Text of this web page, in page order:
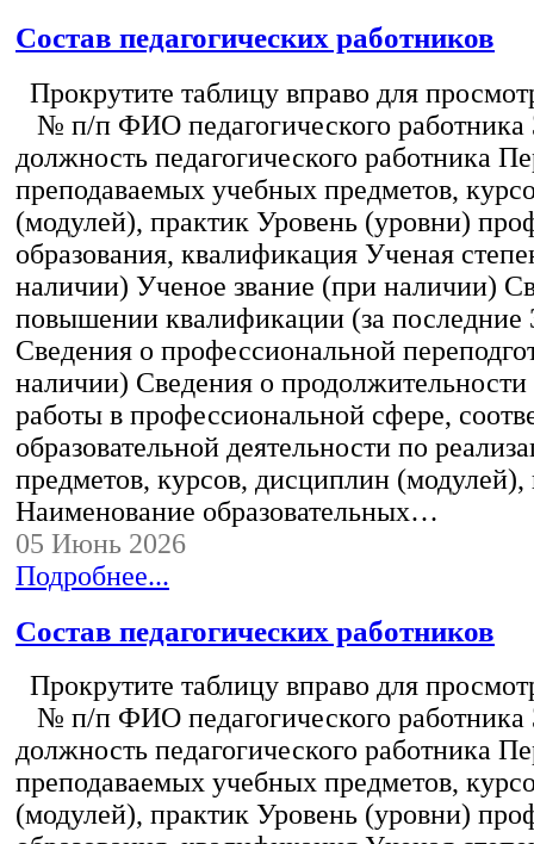
Состав педагогических работников
Прокрутите таблицу вправо для
№ п/п ФИО педагогического работника
должность педагогического работника
преподаваемых учебных предметов,
(модулей), практик Уровень (уровни)
образования, квалификация Ученая
наличии) Ученое звание (при наличии)
повышении квалификации (за последние
Сведения о профессиональной
наличии) Сведения о
работы в профессиональной сфере,
образовательной деятельности по
предметов, курсов, дисциплин (модулей),
Наименование образовательных…
05 Июнь 2026
Подробнее...
Состав педагогических работников
Прокрутите таблицу вправо для
№ п/п ФИО педагогического работника
должность педагогического работника
преподаваемых учебных предметов,
(модулей), практик Уровень (уровни)